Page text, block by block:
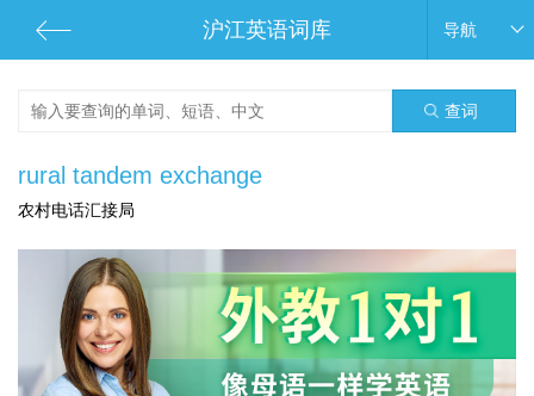
沪江英语词库 导航
查词
rural tandem exchange
农村电话汇接局